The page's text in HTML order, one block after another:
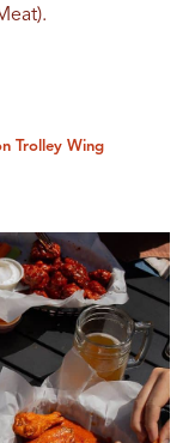
Trolley Wing